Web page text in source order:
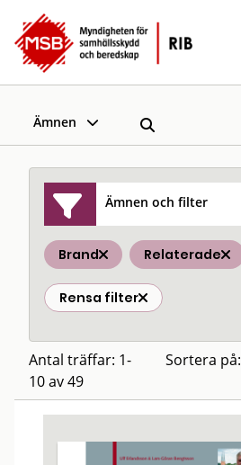
Ämnen
Ämnen och filter
Brand Relaterade
Rensa filter
Antal träffar: 1-
10 av 49
Sortera på: